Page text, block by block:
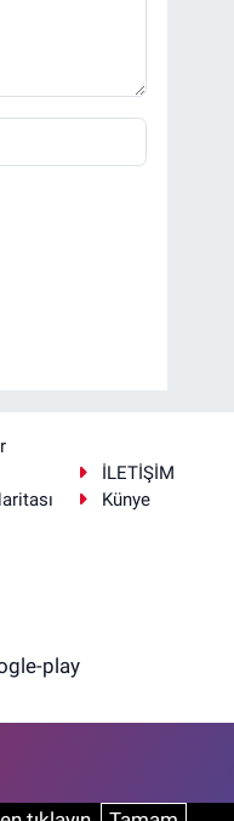
İLETİŞİM
Künye